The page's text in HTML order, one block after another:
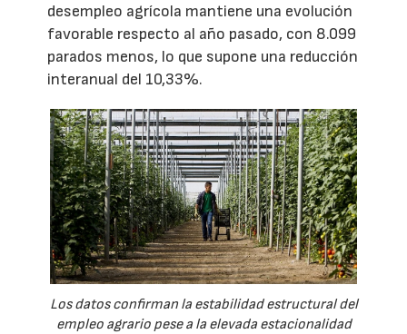
desempleo agrícola mantiene una evolución
favorable respecto al año pasado, con 8.099
parados menos, lo que supone una reducción
interanual del 10,33%.
Los datos confirman la estabilidad estructural del
empleo agrario pese a la elevada estacionalidad